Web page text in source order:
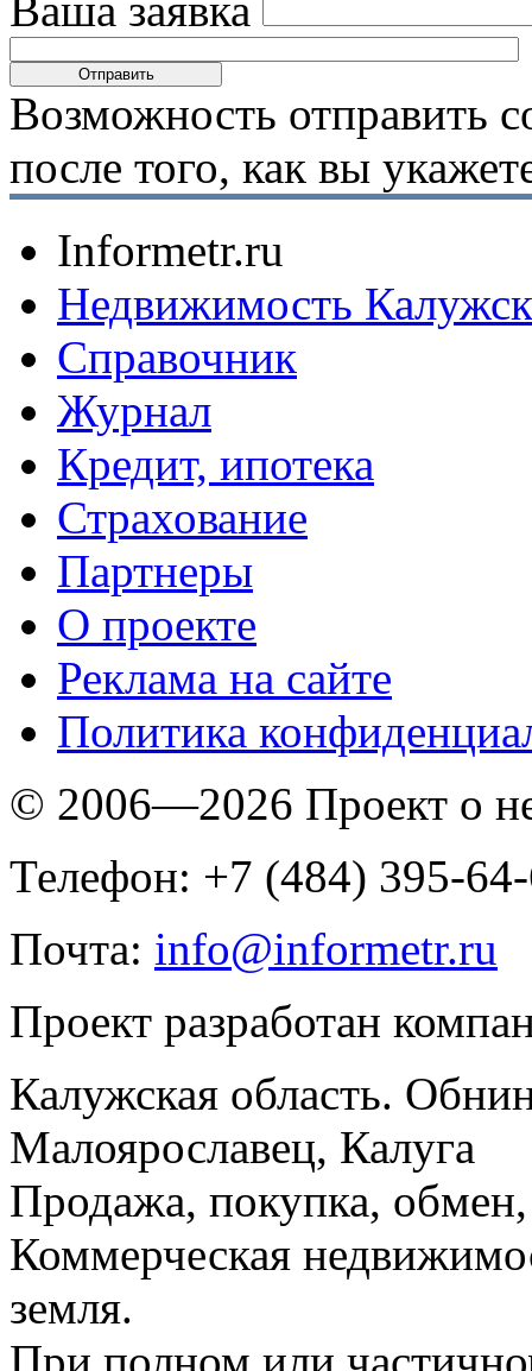
Возможность отправить
после того, как вы
Informetr.ru
Недвижимость
Справочник
Журнал
Кредит, ипотека
Страхование
Партнеры
O проекте
Реклама на сайте
Политика
© 2006—2026 Проект о
Телефон: +7 (484) 395-
Почта: info@informetr.ru
Проект разработан
Калужская область.
Малоярославец, Калуга
Продажа, покупка, обмен,
Коммерческая
земля.
При полном или